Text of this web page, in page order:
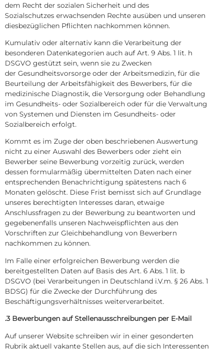
dem Recht der sozialen Sicherheit und des
Sozialschutzes erwachsenden Rechte ausüben und unseren
diesbezüglichen Pflichten nachkommen können.
Kumulativ oder alternativ kann die Verarbeitung der
besonderen Datenkategorien auch auf Art. 9 Abs. 1 lit. h
DSGVO gestützt sein, wenn sie zu Zwecken
der Gesundheitsvorsorge oder der Arbeitsmedizin, für die
Beurteilung der Arbeitsfähigkeit des Bewerbers, für die
medizinische Diagnostik, die Versorgung oder Behandlung
im Gesundheits- oder Sozialbereich oder für die Verwaltung
von Systemen und Diensten im Gesundheits- oder
Sozialbereich erfolgt.
Kommt es im Zuge der oben beschriebenen Auswertung
nicht zu einer Auswahl des Bewerbers oder zieht ein
Bewerber seine Bewerbung vorzeitig zurück, werden
dessen formularmäßig übermittelten Daten nach einer
entsprechenden Benachrichtigung spätestens nach 6
Monaten gelöscht. Diese Frist bemisst sich auf Grundlage
unseres berechtigten Interesses daran, etwaige
Anschlussfragen zu der Bewerbung zu beantworten und
gegebenenfalls unseren Nachweispflichten aus den
Vorschriften zur Gleichbehandlung von Bewerbern
nachkommen zu können.
Im Falle einer erfolgreichen Bewerbung werden die
bereitgestellten Daten auf Basis des Art. 6 Abs. 1 lit. b
DSGVO (bei Verarbeitungen in Deutschland i.V.m. § 26 Abs. 1
BDSG) für die Zwecke der Durchführung des
Beschäftigungsverhältnisses weiterverarbeitet.
.3 Bewerbungen auf Stellenausschreibungen per E-Mail
Auf unserer Website schreiben wir in einer gesonderten
Rubrik aktuell vakante Stellen aus, auf die sich Interessenten